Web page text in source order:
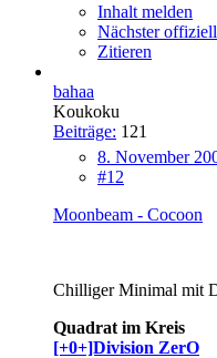
Inhalt melden
Nächster
Zitieren
bahaa
Koukoku
Beiträge: 121
8. November
#12
Moonbeam - Cocoon
Chilliger Minimal mit
Quadrat im Kreis
[+0+]Division ZerO